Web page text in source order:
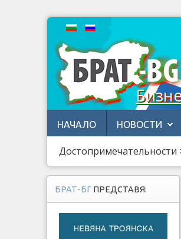
НАЧАЛО НОВОСТИ
Достопримечательности
БРАТ-БГ ПРЕДСТАВЯ: